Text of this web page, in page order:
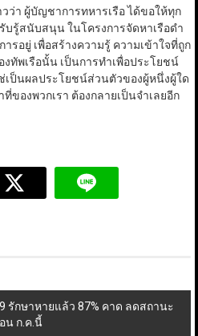
ว่า ผู้บัญชาการทหารเรือ ได้ขอให้ทุก
บรู้สนับสนุน ในโครงการจัดหาเรือดำ
รอยู่ เพื่อสร้างความรู้ ความเข้าใจที่ถูก
งทัพเรือนั้น เป็นการทำเพื่อประโยชน์
เป็นผลประโยชน์ส่วนตัวของผู้หนึ่งผู้ใด
ของพวกเรา ต้องกลายเป็นจำเลยอีก
รักษาหายแล้ว 87% คาด ลดสถานะ
น ก.ค.นี้